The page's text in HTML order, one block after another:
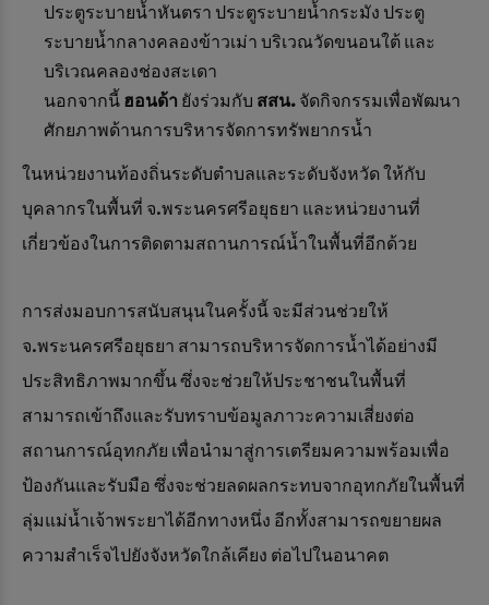
ประตูระบายน้ำหันตรา ประตูระบายน้ำกระมัง ประตู
ระบายน้ำกลางคลองข้าวเม่า บริเวณวัดขนอนใต้ และ
บริเวณคลองช่องสะเดา
นอกจากนี้ ฮอนด้า ยังร่วมกับ สสน. จัดกิจกรรมเพื่อพัฒนา
ศักยภาพด้านการบริหารจัดการทรัพยากรน้ำ
ในหน่วยงานท้องถิ่นระดับตำบลและระดับจังหวัด ให้กับ
บุคลากรในพื้นที่ จ.พระนครศรีอยุธยา และหน่วยงานที่
เกี่ยวข้องในการติดตามสถานการณ์น้ำในพื้นที่อีกด้วย
การส่งมอบการสนับสนุนในครั้งนี้ จะมีส่วนช่วยให้
จ.พระนครศรีอยุธยา สามารถบริหารจัดการน้ำได้อย่างมี
ประสิทธิภาพมากขึ้น ซึ่งจะช่วยให้ประชาชนในพื้นที่
สามารถเข้าถึงและรับทราบข้อมูลภาวะความเสี่ยงต่อ
สถานการณ์อุทกภัย เพื่อนำมาสู่การเตรียมความพร้อมเพื่อ
ป้องกันและรับมือ ซึ่งจะช่วยลดผลกระทบจากอุทกภัยในพื้นที่
ลุ่มแม่น้ำเจ้าพระยาได้อีกทางหนึ่ง อีกทั้งสามารถขยายผล
ความสำเร็จไปยังจังหวัดใกล้เคียง ต่อไปในอนาคต